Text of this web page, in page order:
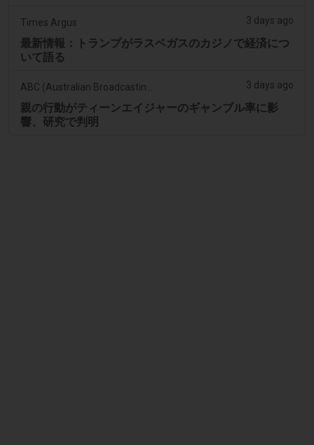
Times Argus 3 days ago
最新情報：トランプがラスベガスのカジノで経済につ
いて語る
3 days ago
親の行動がティーンエイジャーのギャンブル率に影
響、研究で判明